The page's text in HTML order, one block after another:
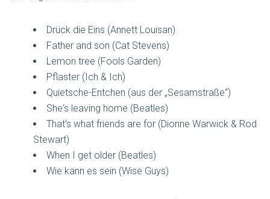
Drück die Eins (Annett Louisan)
Father and son (Cat Stevens)
Lemon tree (Fools Garden)
Pflaster (Ich & Ich)
Quietsche-Entchen (aus der „Sesamstraße“)
She‘s leaving home (Beatles)
That‘s what friends are for (Dionne Warwick & Rod
Stewart)
When I get older (Beatles)
Wie kann es sein (Wise Guys)